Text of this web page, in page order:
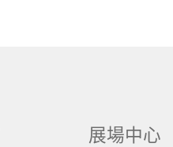
展場中心